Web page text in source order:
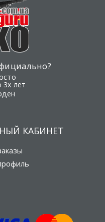
3х лет
КАБИНЕТ